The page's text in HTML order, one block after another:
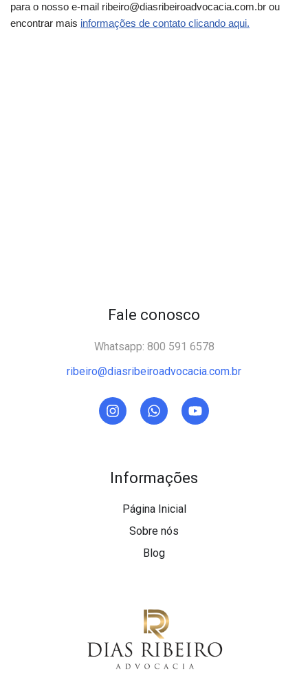
para o nosso e-mail ribeiro@diasribeiroadvocacia.com.br ou
encontrar mais informações de contato clicando aqui.
Informações
Página Inicial
Sobre nós
Blog
Fale conosco
Whatsapp: 800 591 6578
ribeiro@diasribeiroadvocacia.com.br